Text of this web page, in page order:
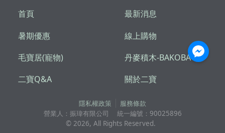
首頁
最新消息
暑期優惠
線上購物
毛寶居(寵物)
丹麥積木-BAKOBA
二寶Q&A
關於二寶
隱私權政策
服務條款
營業人： 振瑋有限公司 統一編號： 90025896
© 2026, All Rights Reserved.